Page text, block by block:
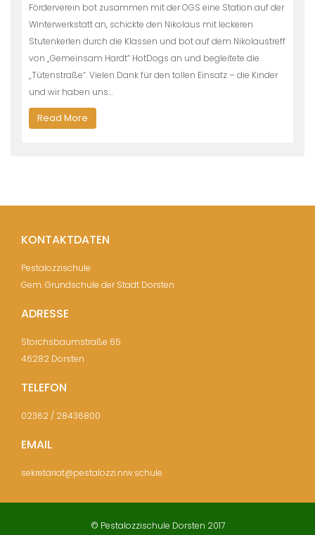
Förderverein bot zusammen mit der OGS eine Station auf der
Winterwerkstatt an, schickte den Nikolaus mit leckeren
Stutenkerlen durch die Klassen und bot auf dem Nikolaustreff
von „Gemeinsam Hardt“ HotDogs an und begleitete die
„Tütenstraße“. Vielen Dank für den tollen Einsatz – die Kinder
und wir haben uns…
Read More
KONTAKTDATEN
Pestalozzischule
Gem. Grundschule der Stadt Dorsten
ADRESSE
Storchsbaumstraße 65
46282 Dorsten
TELEFON
02362 / 28436800
EMAIL
sekretariat@pestalozzi.nrw.schule
© Pestalozzischule Dorsten 2017